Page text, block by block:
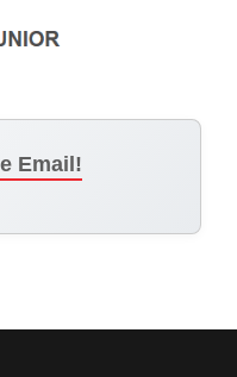
Email!